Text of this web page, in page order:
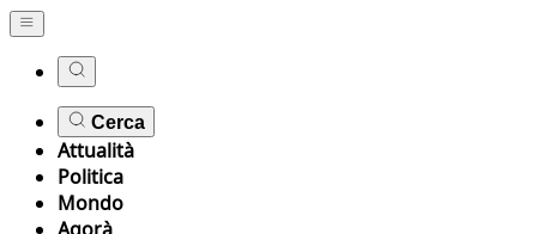
Cerca
Attualità
Politica
Mondo